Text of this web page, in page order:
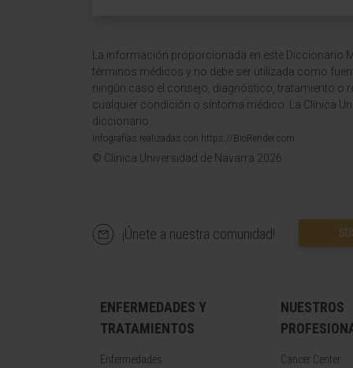
La información proporcionada en este Diccionario
términos médicos y no debe ser utilizada como
ningún caso el consejo, diagnóstico, tratamiento o
cualquier condición o síntoma médico. La Clínica
diccionario.
Infografías realizadas con https://BioRender.com
© Clínica Universidad de Navarra 2026
¡Únete a nuestra comunidad!
ENFERMEDADES Y
TRATAMIENTOS
Enfermedades
NUESTROS
Cancer Center